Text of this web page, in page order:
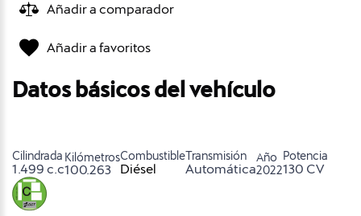
Añadir a comparador
Añadir a favoritos
Datos básicos del vehículo
Cilindrada
1.499 c.c
Kilómetros
100.263
Combustible
Diésel
Transmisión
Automática
Año
2022
Potencia
130 CV